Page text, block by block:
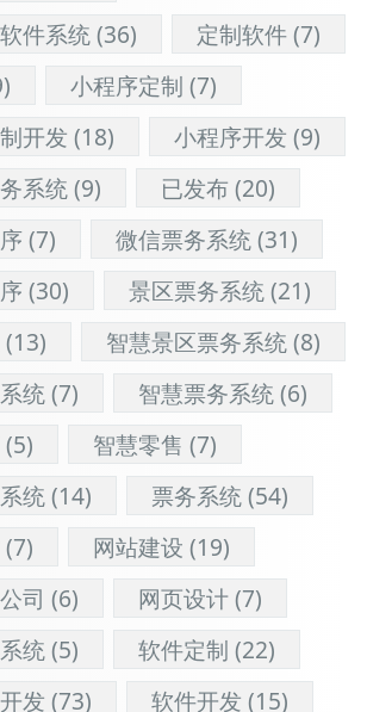
件系统(36) 定制软件(7)
小程序定制 (7)
开发 (18) 小程序开发 (9)
系统(9) 已发布(20)
(7) 微信票务系统(31)
(30) 景区票务系统(21)
(13) 智慧景区票务系统(8)
统(7) 智慧票务系统(6)
(5) 智慧零售 (7)
统(14) 票务系统(54)
(7) 网站建设 (19)
司 (6) 网页设计(7)
统(5) 软件定制 (22)
发 (73) 软件开发 (15)